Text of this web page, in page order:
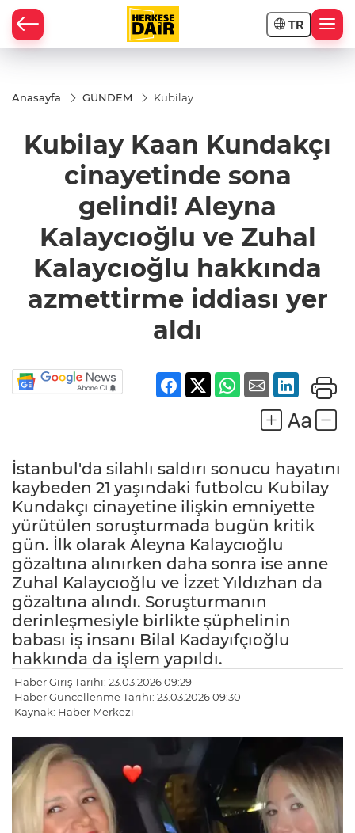
TR
Anasayfa GÜNDEM
Kubilay
cinayetinde
sona
Aleyna
Kalaycıoğlu
ve Zuhal
Kalaycıoğlu
hakkında
azmettirme
iddiası yer
aldı
Kubilay Kaan Kundakçı
cinayetinde sona
gelindi! Aleyna
Kalaycıoğlu ve Zuhal
Kalaycıoğlu hakkında
azmettirme iddiası yer
aldı
İstanbul'da silahlı saldırı sonucu hayatını
kaybeden 21 yaşındaki futbolcu Kubilay
Kundakçı cinayetine ilişkin emniyette
yürütülen soruşturmada bugün kritik
gün. İlk olarak Aleyna Kalaycıoğlu
gözaltına alınırken daha sonra ise anne
Zuhal Kalaycıoğlu ve İzzet Yıldızhan da
gözaltına alındı. Soruşturmanın
derinleşmesiyle birlikte şüphelinin
babası iş insanı Bilal Kadayıfçıoğlu
hakkında da işlem yapıldı.
Haber Giriş Tarihi: 23.03.2026 09:29
Haber Güncellenme Tarihi: 23.03.2026 09:30
Kaynak: Haber Merkezi